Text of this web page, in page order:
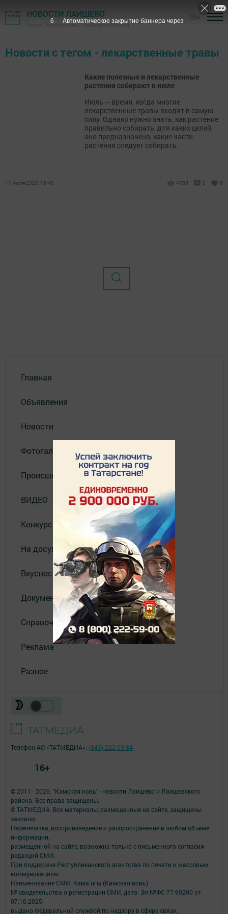
НОВОСТИ ЛАИШЕВО
Газета "Камская новь"- Лаишевский район
Новости с тегом - лекарственные травы
Какие полезные и лекарственные
растения собирают в июле
Июль – время, когда многие
лекарственные травы входят в самую
силу. Однако нужно знать, как растение
правильно собирать, для каких целей
оно предназначено, какие части
растения следует собирать.
11 июля 2020, 18:40 4785 0 6
Главная
Объявления
Новости
Фотогалерея
Происшествия
ВИДЕО
Конкурсы
На досуге
Вкусности
Документы
Справочник
Реклама
Разное
© 2011 - 2026. "Камская новь" - новости Лаишево и Лаишевского
района. Все права защищены.
© ТАТМЕДИА. Все материалы, размещенные на сайте, защищены
законом.
Перепечатка, воспроизведение и распространение в любом объеме
информации,
размещенной на сайте, возможна только с письменного согласия
редакций СМИ.
При поддержке Республиканского агентства по печати и массовым
коммуникациям.
Наименование СМИ: Кама ягы (Камская новь)
№ свидетельства о регистрации СМИ, дата: Эл №ФC 77-90200 от
07.10.2025
выдано Федеральной службой по надзору в сфере связи,
Телефон АО «ТАТМЕДИА»: (843) 222 09 84
16+
6 Автоматическое закрытие баннера через